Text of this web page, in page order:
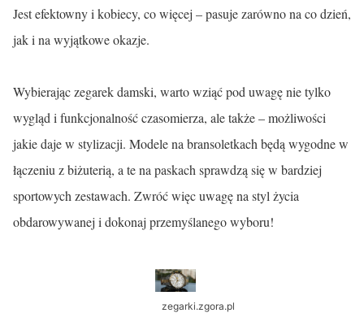
Jest efektowny i kobiecy, co więcej – pasuje zarówno na co dzień,
jak i na wyjątkowe okazje.
Wybierając zegarek damski, warto wziąć pod uwagę nie tylko
wygląd i funkcjonalność czasomierza, ale także – możliwości
jakie daje w stylizacji. Modele na bransoletkach będą wygodne w
łączeniu z biżuterią, a te na paskach sprawdzą się w bardziej
sportowych zestawach. Zwróć więc uwagę na styl życia
obdarowywanej i dokonaj przemyślanego wyboru!
zegarki.zgora.pl